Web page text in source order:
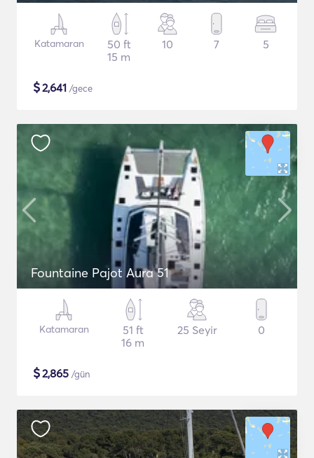
Katamaran
50 ft
15 m
10 7 5
$2,641 /gece
Fountaine Pajot Aura 51
Katamaran
51 ft
16 m
25 Seyir 0
$2,865 /gün